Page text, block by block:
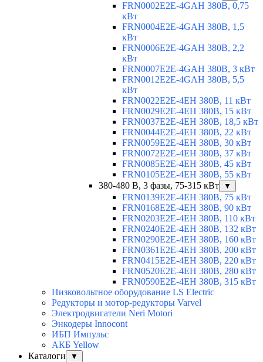
FRN0002E2E-4GAH 380В, 0,75
кВт
FRN0004E2E-4GAH 380В, 1,5
кВт
FRN0006E2E-4GAH 380В, 2,2
кВт
FRN0007E2E-4GAH 380В, 3 кВт
FRN0012E2E-4GAH 380В, 5,5
кВт
FRN0022E2E-4EH 380В, 11 кВт
FRN0029E2E-4EH 380В, 15 кВт
FRN0037E2E-4EH 380В, 18,5 кВт
FRN0044E2E-4EH 380В, 22 кВт
FRN0059E2E-4EH 380В, 30 кВт
FRN0072E2E-4EH 380В, 37 кВт
FRN0085E2E-4EH 380В, 45 кВт
FRN0105E2E-4EH 380В, 55 кВт
380-480 В, 3 фазы, 75-315 кВт
▼
FRN0139E2E-4EH 380В, 75 кВт
FRN0168E2E-4EH 380В, 90 кВт
FRN0203E2E-4EH 380В, 110 кВт
FRN0240E2E-4EH 380В, 132 кВт
FRN0290E2E-4EH 380В, 160 кВт
FRN0361E2E-4EH 380В, 200 кВт
FRN0415E2E-4EH 380В, 220 кВт
FRN0520E2E-4EH 380В, 280 кВт
FRN0590E2E-4EH 380В, 315 кВт
Низковольтное оборудование LS Electric
Редукторы и мотор-редукторы Varvel
Электродвигатели Neri Motori
Энкодеры Innocont
ИБП Импульс
АКБ Yellow
Каталоги
▼